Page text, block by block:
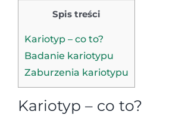
Spis treści
Kariotyp – co to?
Badanie kariotypu
Zaburzenia kariotypu
Kariotyp – co to?